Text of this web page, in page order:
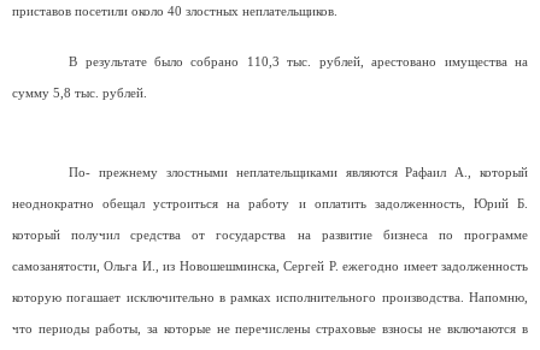
приставов посетили около 40 злостных неплательщиков.
В результате было собрано 110,3 тыс. рублей, арестовано имущества на
сумму 5,8 тыс. рублей.
По- прежнему злостными неплательщиками являются Рафаил А., который
неоднократно обещал устроиться на работу и оплатить задолженность, Юрий Б.
который получил средства от государства на развитие бизнеса по программе
самозанятости, Ольга И., из Новошешминска, Сергей Р. ежегодно имеет задолженность
которую погашает исключительно в рамках исполнительного производства. Напомню,
что периоды работы, за которые не перечислены страховые взносы не включаются в